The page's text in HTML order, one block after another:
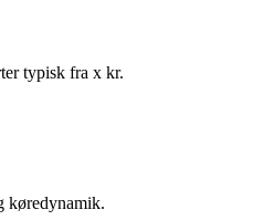
typisk fra x kr.
køredynamik.